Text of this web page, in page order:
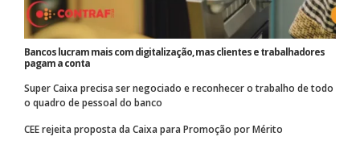
Bancos lucram mais com digitalização, mas clientes e trabalhadores
pagam a conta
Super Caixa precisa ser negociado e reconhecer o trabalho de todo
o quadro de pessoal do banco
CEE rejeita proposta da Caixa para Promoção por Mérito